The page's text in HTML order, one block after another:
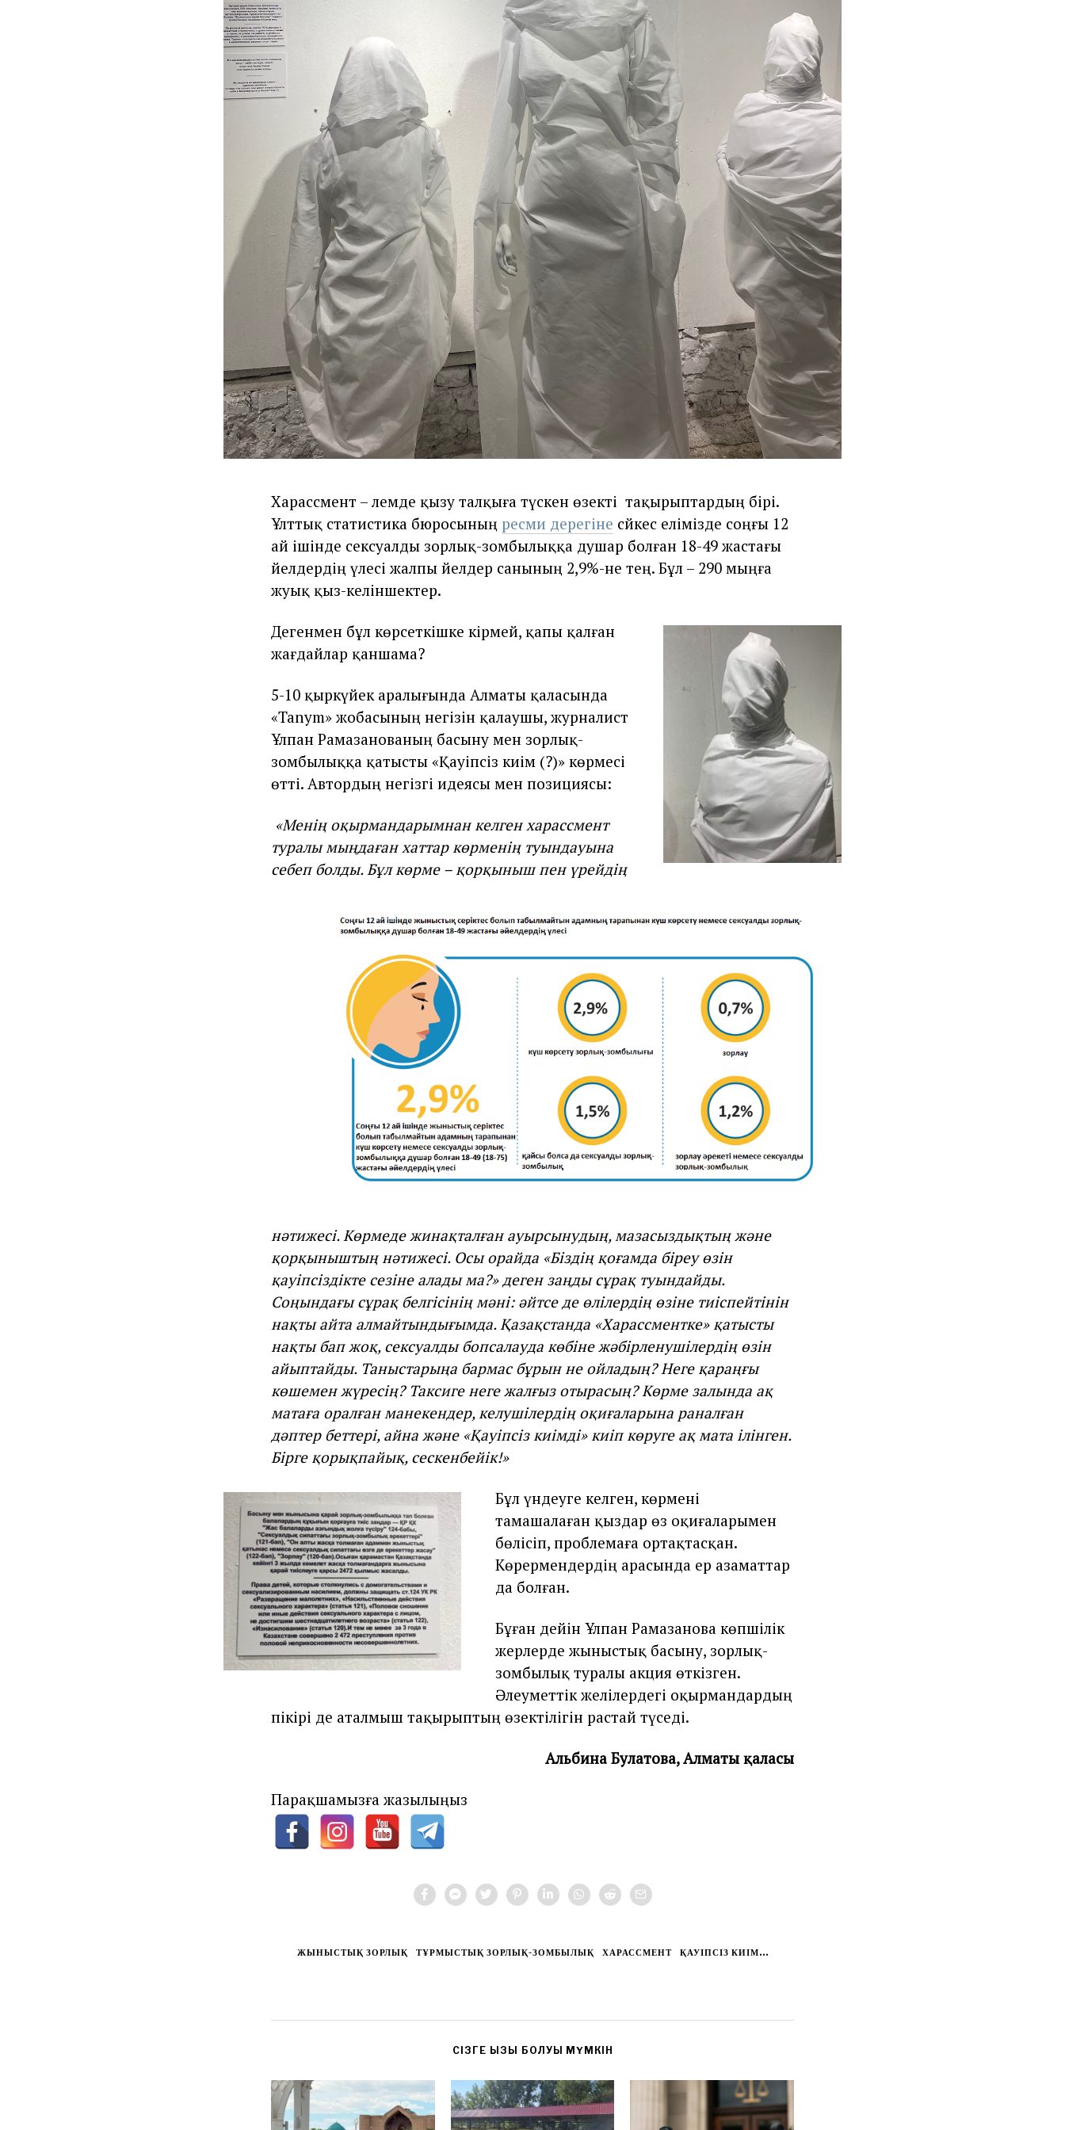
Харассмент – әлемде қызу талқыға түскен өзекті тақырыптардың бірі.
Ұлттық статистика бюросының ресми дерегіне сәйкес елімізде соңғы 12
ай ішінде сексуалды зорлық-зомбылыққа душар болған 18-49 жастағы
әйелдердің үлесі жалпы әйелдер санының 2,9%-не тең. Бұл – 290 мыңға
жуық қыз-келіншектер.
Дегенмен бұл көрсеткішке кірмей, қапы қалған
жағдайлар қаншама?
5-10 қыркүйек аралығында Алматы қаласында
«Tanym» жобасының негізін қалаушы, журналист
Ұлпан Рамазанованың басыну мен зорлық-
зомбылыққа қатысты «Қауіпсіз киім (?)» көрмесі
өтті. Автордың негізгі идеясы мен позициясы:
«Менің оқырмандарымнан келген харассмент
туралы мыңдаған хаттар көрменің туындауына
себеп болды. Бұл көрме – қорқыныш пен үрейдің
нәтижесі. Көрмеде жинақталған ауырсынудың, мазасыздықтың және
қорқыныштың нәтижесі. Осы орайда «Біздің қоғамда біреу өзін
қауіпсіздікте сезіне алады ма?» деген заңды сұрақ туындайды.
Соңындағы сұрақ белгісінің мәні: әйтсе де өлілердің өзіне тиіспейтінін
нақты айта алмайтындығымда. Қазақстанда «Харассментке» қатысты
нақты бап жоқ, сексуалды бопсалауда көбіне жәбірленушілердің өзін
айыптайды. Таныстарыңа бармас бұрын не ойладың? Неге қараңғы
көшемен жүресің? Таксиге неге жалғыз отырасың? Көрме залында ақ
матаға оралған манекендер, келушілердің оқиғаларына раналған
дәптер беттері, айна және «Қауіпсіз киімді» киіп көруге ақ мата ілінген.
Бірге қорықпайық, сескенбейік!»
Бұл үндеуге келген, көрмені
тамашалаған қыздар өз оқиғаларымен
бөлісіп, проблемаға ортақтасқан.
Көрермендердің арасында ер азаматтар
да болған.
Бұған дейін Ұлпан Рамазанова көпшілік
жерлерде жыныстық басыну, зорлық-
зомбылық туралы акция өткізген.
Әлеуметтік желілердегі оқырмандардың
пікірі де аталмыш тақырыптың өзектілігін растай түседі.
Альбина Булатова, Алматы қаласы
Парақшамызға жазылыңыз
ЖЫНЫСТЫҚ ЗОРЛЫҚ ТҰРМЫСТЫҚ ЗОРЛЫҚ-ЗОМБЫЛЫҚ ХАРАССМЕНТ ҚАУІПСІЗ КИІМ...
CІЗГЕ ҚЫЗЫҚ БОЛУЫ МҮМКІН